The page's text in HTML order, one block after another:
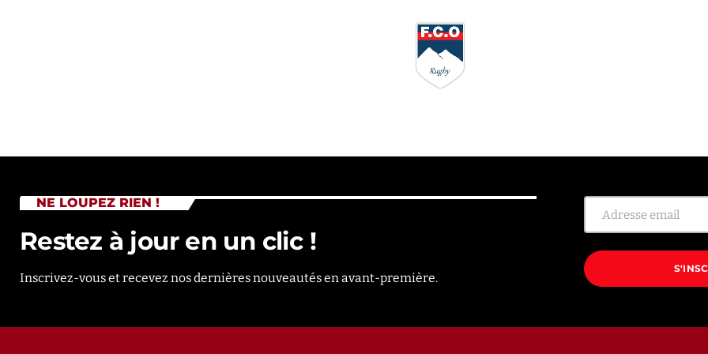
NE LOUPEZ RIEN !
Restez à jour en un clic !
Inscrivez-vous et recevez nos dernières nouveautés en avant-première.